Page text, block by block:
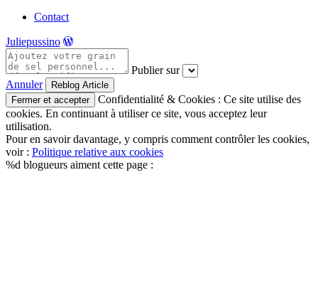
Contact
Juliepussino
Publier sur
Annuler
Confidentialité & Cookies : Ce site utilise des
cookies. En continuant à utiliser ce site, vous acceptez leur
utilisation.
Pour en savoir davantage, y compris comment contrôler les cookies,
voir : Politique relative aux cookies
%d blogueurs aiment cette page :